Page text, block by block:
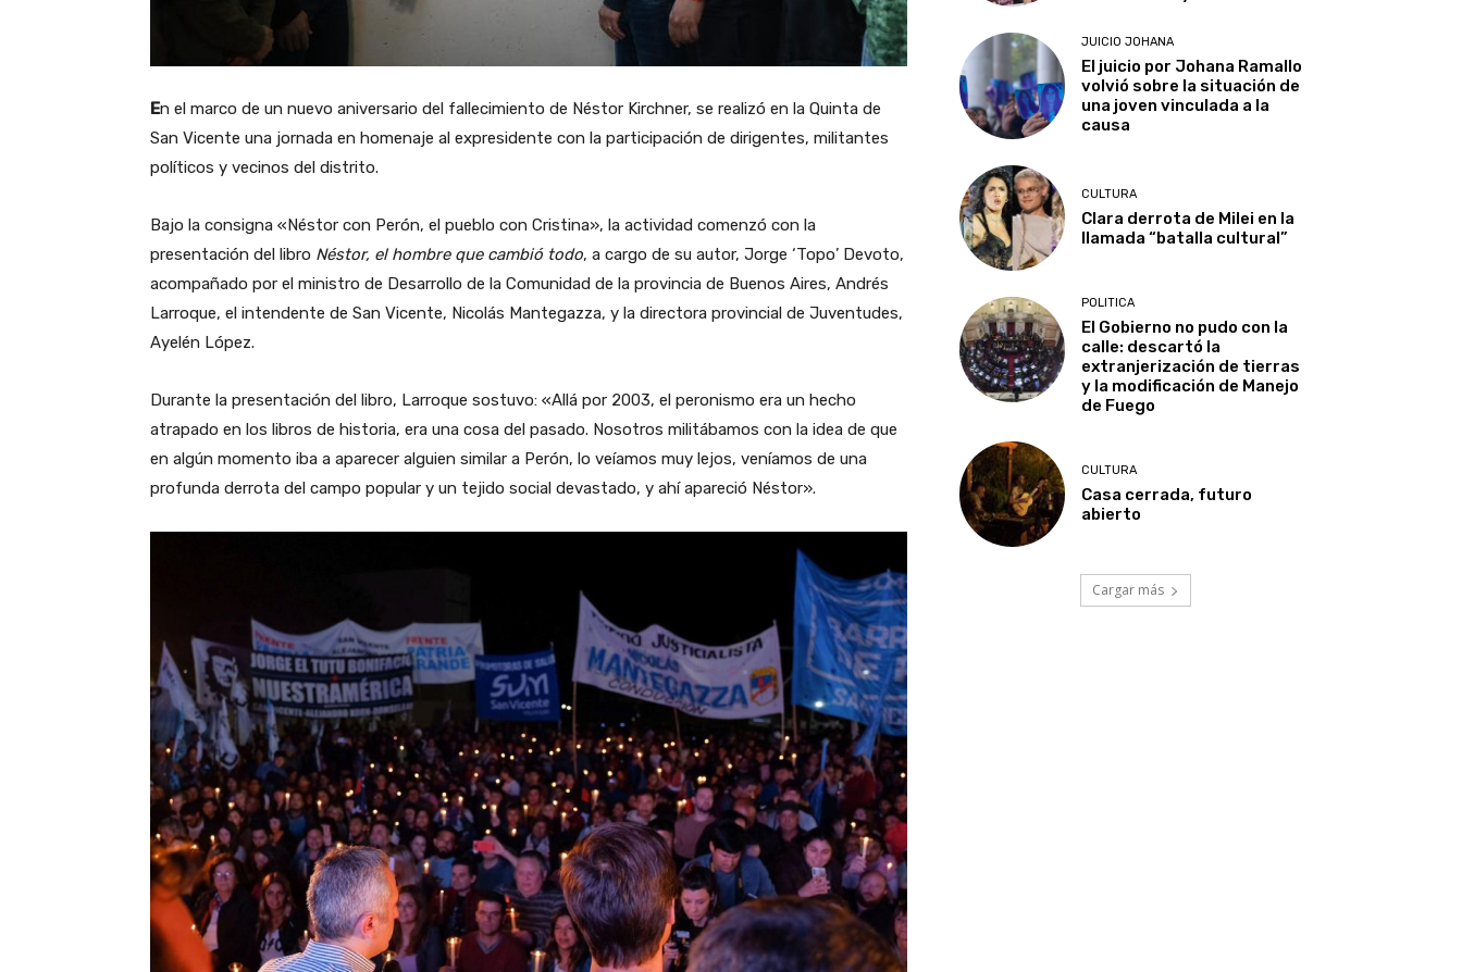
En el marco de un nuevo aniversario del fallecimiento de Néstor Kirchner, se realizó en la Quinta de
San Vicente una jornada en homenaje al expresidente con la participación de dirigentes, militantes
políticos y vecinos del distrito.
Bajo la consigna «Néstor con Perón, el pueblo con Cristina», la actividad comenzó con la
presentación del libro Néstor, el hombre que cambió todo, a cargo de su autor, Jorge ‘Topo’ Devoto,
acompañado por el ministro de Desarrollo de la Comunidad de la provincia de Buenos Aires, Andrés
Larroque, el intendente de San Vicente, Nicolás Mantegazza, y la directora provincial de Juventudes,
Ayelén López.
Durante la presentación del libro, Larroque sostuvo: «Allá por 2003, el peronismo era un hecho
atrapado en los libros de historia, era una cosa del pasado. Nosotros militábamos con la idea de que
en algún momento iba a aparecer alguien similar a Perón, lo veíamos muy lejos, veníamos de una
profunda derrota del campo popular y un tejido social devastado, y ahí apareció Néstor».
JUICIO JOHANA
El juicio por Johana Ramallo
volvió sobre la situación de
una joven vinculada a la
causa
CULTURA
Clara derrota de Milei en la
llamada “batalla cultural”
POLITICA
El Gobierno no pudo con la
calle: descartó la
extranjerización de tierras
y la modificación de Manejo
de Fuego
CULTURA
Casa cerrada, futuro
abierto
Cargar más